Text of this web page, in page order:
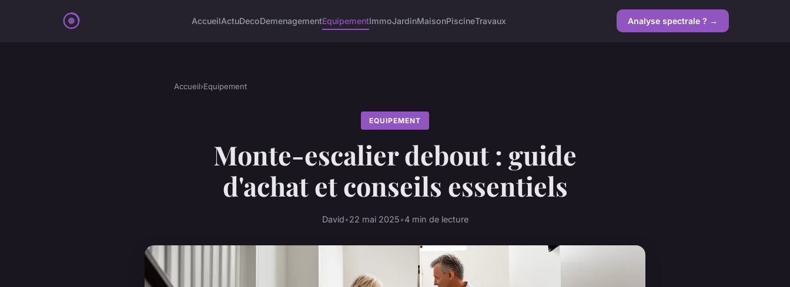
AccueilActuDecoDemenagementEquipementImmoJardinMaisonPiscineTravaux Analyse spectrale ? →
Accueil›Equipement
EQUIPEMENT
Monte-escalier debout : guide
d'achat et conseils essentiels
David•22 mai 2025•4 min de lecture